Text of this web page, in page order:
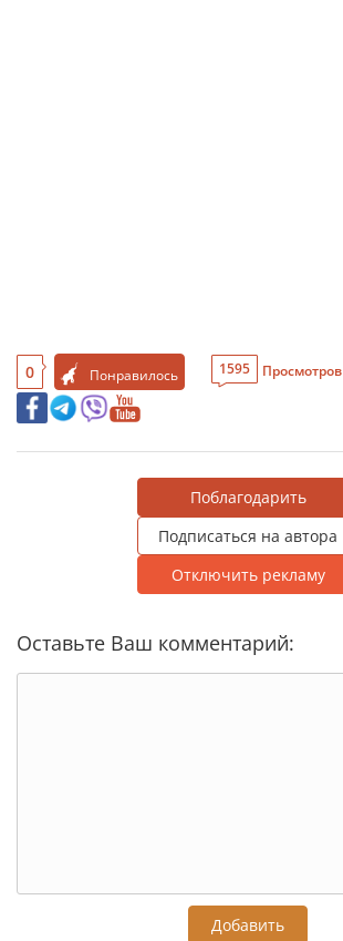
0 Понравилось 1595 Просмотров
Поблагодарить
Подписаться на автора
Отключить рекламу
Оставьте Ваш комментарий:
Добавить